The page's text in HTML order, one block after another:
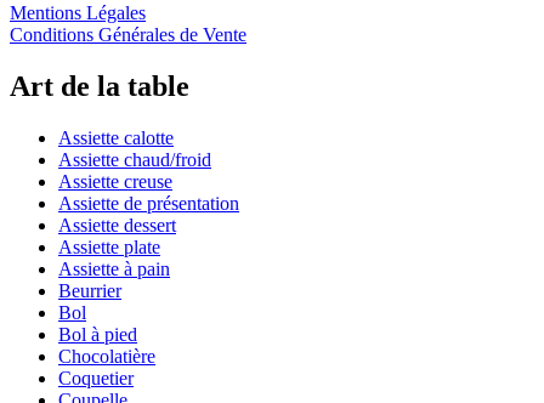
Mentions Légales
Conditions Générales de Vente
Art de la table
Assiette calotte
Assiette chaud/froid
Assiette creuse
Assiette de présentation
Assiette dessert
Assiette plate
Assiette à pain
Beurrier
Bol
Bol à pied
Chocolatière
Coquetier